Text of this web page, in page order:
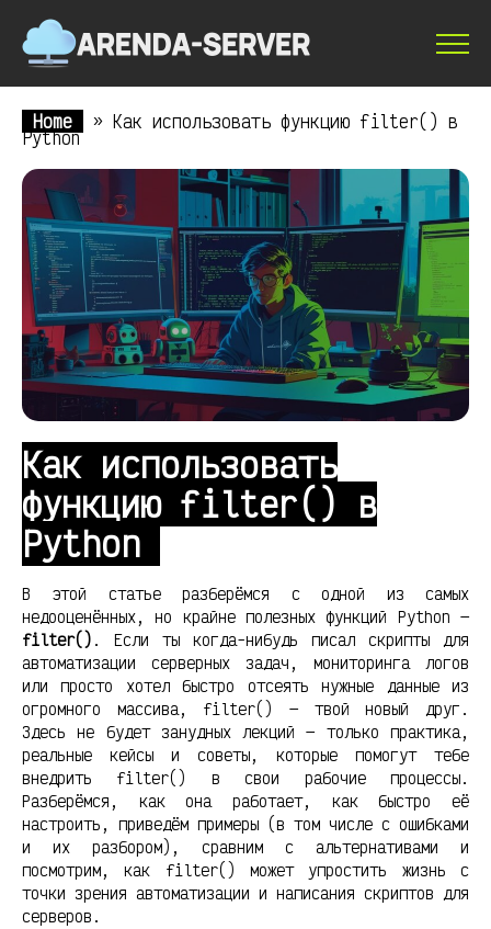
Home » Как использовать функцию filter() в
Python
Как использовать
функцию filter() в
Python
В этой статье разберёмся с одной из самых
недооценённых, но крайне полезных функций Python —
filter() . Если ты когда-нибудь писал скрипты для
автоматизации серверных задач, мониторинга логов
или просто хотел быстро отсеять нужные данные из
огромного массива, filter() — твой новый друг.
Здесь не будет занудных лекций — только практика,
реальные кейсы и советы, которые помогут тебе
внедрить filter() в свои рабочие процессы.
Разберёмся, как она работает, как быстро её
настроить, приведём примеры (в том числе с ошибками
и их разбором), сравним с альтернативами и
посмотрим, как filter() может упростить жизнь с
точки зрения автоматизации и написания скриптов для
серверов.